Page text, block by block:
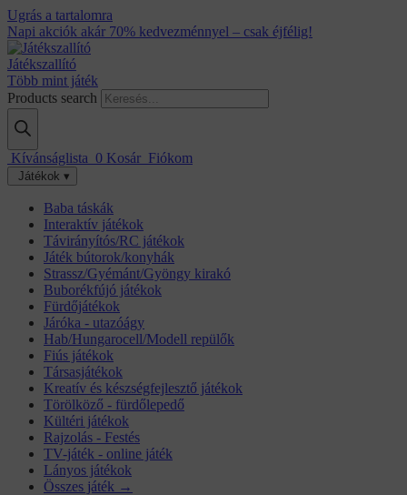
Ugrás a tartalomra
Napi akciók akár 70% kedvezménnyel – csak éjfélig!
Játékszallító
Több mint játék
Products search
Kívánságlista 0 Kosár Fiókom
Játékok ▾
Baba táskák
Interaktív játékok
Távirányítós/RC játékok
Játék bútorok/konyhák
Strassz/Gyémánt/Gyöngy kirakó
Buborékfújó játékok
Fürdőjátékok
Járóka - utazóágy
Hab/Hungarocell/Modell repülők
Fiús játékok
Társasjátékok
Kreatív és készségfejlesztő játékok
Törölköző - fürdőlepedő
Kültéri játékok
Rajzolás - Festés
TV-játék - online játék
Lányos játékok
Összes játék →